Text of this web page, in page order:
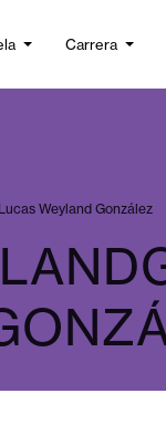
Carrera
Lucas Weyland González